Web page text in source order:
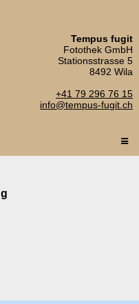
Tempus fugit
Fotothek GmbH
Stationsstrasse 5
8492 Wila
+41 79 296 76 15
info@tempus-fugit.ch